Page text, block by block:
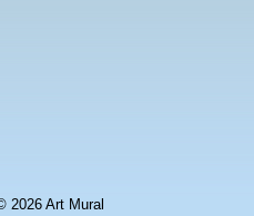
2026 Art Mural